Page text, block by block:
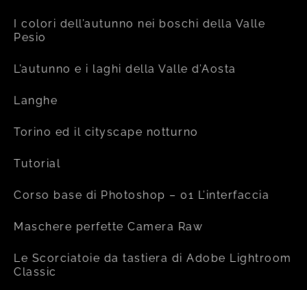
I colori dell’autunno nei boschi della Valle
Pesio
L’autunno e i laghi della Valle d’Aosta
Langhe
Torino ed il cityscape notturno
Tutorial
Corso base di Photoshop – 01 L’interfaccia
Maschere perfette Camera Raw
Le Scorciatoie da tastiera di Adobe Lightroom
Classic